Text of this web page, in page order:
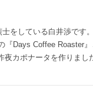
をしている白井渉です
『Days Coffee Roaster
夜カポナータを作りまし